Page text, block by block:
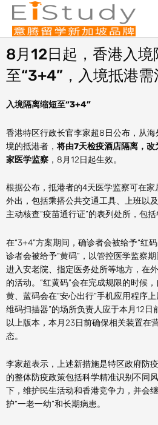
Skip
content
8月12日起，香港入境
至“3+4”，入境抵港
入境隔离缩短至“3+4”
香港特区行政长官李家超8日公布，从
境的抵港者， 将由7天检疫酒店隔离，
家医学监察 ，8月12日起生效。
根据公布，抵港者的4天医学监察可在
外出，包括乘搭公共交通工具、上班以
主动核查“疫苗通行证”的表列处所，包
在“3+4”方案期间，确诊者会被给予“红
诊者会被给予“黄码”，以管控医学监察
进入安老院、指定医务处所等地方，在
的活动。“红黄码”会在完成规限的时候，
黄、蓝码会在“安心出行”手机应用程序
维码扫描器”的场所负责人应于本月12
以上版本，本月23日前确保相关装置在
态。
李家超表示，上述新措施是特区政府防
的整体防疫政策包括科学精准识别不同
下，维护民生活动和香港竞争力，并会
护“一老一幼”和长期病患。